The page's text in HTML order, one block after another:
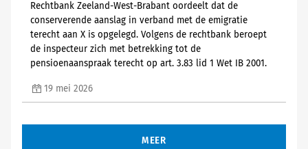
Rechtbank Zeeland-West-Brabant oordeelt dat de
conserverende aanslag in verband met de emigratie
terecht aan X is opgelegd. Volgens de rechtbank beroept
de inspecteur zich met betrekking tot de
pensioenaanspraak terecht op art. 3.83 lid 1 Wet IB 2001.
19 mei 2026
MEER